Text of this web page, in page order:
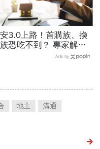
3.0上路！首購族、換
恐吃不到？ 專家解析
市「短多長空」，買房挑
Ads by
地主 溝通